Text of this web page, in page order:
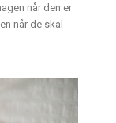
når den er